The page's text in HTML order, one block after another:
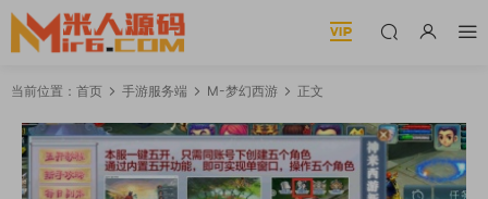
当前位置： 首页 手游服务端 M-梦幻西游 正文